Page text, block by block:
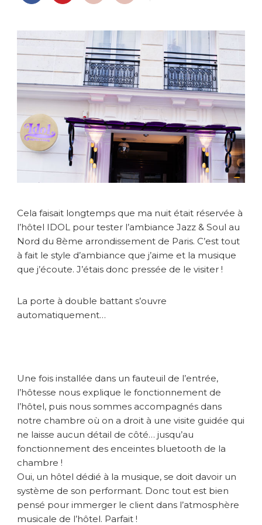
r
i
s
}
m
a
n
z
&
S
o
u
l
l
I
O
L
Cela faisait longtemps que ma nuit était réservée à
l’hôtel IDOL pour tester l’ambiance Jazz & Soul au
Nord du 8ème arrondissement de Paris. C’est tout
à fait le style d’ambiance que j’aime et la musique
que j’écoute. J’étais donc pressée de le visiter !
La porte à double battant s’ouvre
automatiquement…
Une fois installée dans un fauteuil de l’entrée,
l’hôtesse nous explique le fonctionnement de
l’hôtel, puis nous sommes accompagnés dans
notre chambre où on a droit à une visite guidée qui
ne laisse aucun détail de côté… jusqu’au
fonctionnement des enceintes bluetooth de la
chambre !
Oui, un hôtel dédié à la musique, se doit davoir un
système de son performant. Donc tout est bien
pensé pour immerger le client dans l’atmosphère
musicale de l’hôtel. Parfait !